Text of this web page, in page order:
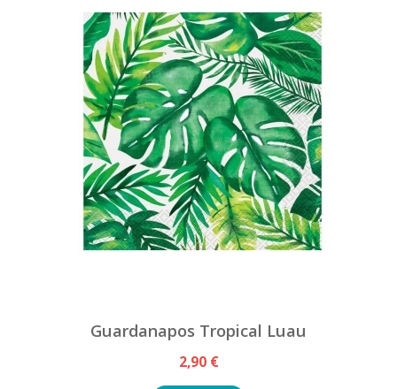
Guardanapos Tropical Luau
2,90 €